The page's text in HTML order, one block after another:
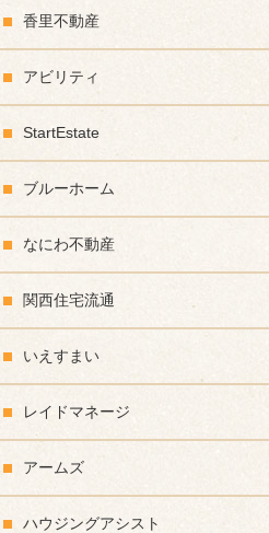
香里不動産
アビリティ
StartEstate
ブルーホーム
なにわ不動産
関西住宅流通
いえすまい
レイドマネージ
アームズ
ハウジングアシスト